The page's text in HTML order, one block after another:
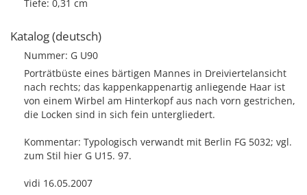
Tiefe: 0,31 cm
Katalog (deutsch)
Nummer: G U90
Porträtbüste eines bärtigen Mannes in Dreiviertelansicht
nach rechts; das kappenkappenartig anliegende Haar ist
von einem Wirbel am Hinterkopf aus nach vorn gestrichen,
die Locken sind in sich fein untergliedert.
Kommentar: Typologisch verwandt mit Berlin FG 5032; vgl.
zum Stil hier G U15. 97.
vidi 16.05.2007